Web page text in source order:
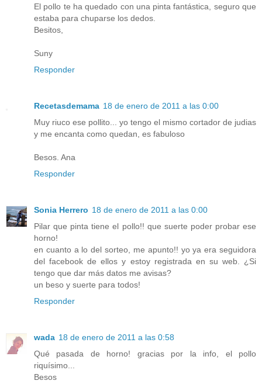
El pollo te ha quedado con una pinta fantástica, seguro que
estaba para chuparse los dedos.
Besitos,
Suny
Responder
Recetasdemama 18 de enero de 2011 a las 0:00
Muy riuco ese pollito... yo tengo el mismo cortador de judias
y me encanta como quedan, es fabuloso
Besos. Ana
Responder
Sonia Herrero 18 de enero de 2011 a las 0:00
Pilar que pinta tiene el pollo!! que suerte poder probar ese
horno!
en cuanto a lo del sorteo, me apunto!! yo ya era seguidora
del facebook de ellos y estoy registrada en su web. ¿Si
tengo que dar más datos me avisas?
un beso y suerte para todos!
Responder
wada 18 de enero de 2011 a las 0:58
Qué pasada de horno! gracias por la info, el pollo
riquísimo...
Besos